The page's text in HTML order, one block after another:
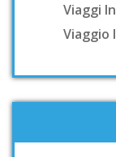
Viaggi
Viaggio